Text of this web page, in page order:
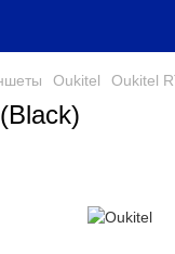
Oukitel Oukitel